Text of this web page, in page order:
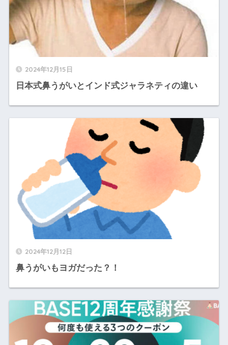
2024年12月15日
日本式鼻うがいとインド式ジャラネティの違い
2024年12月12日
鼻うがいもヨガだった？！